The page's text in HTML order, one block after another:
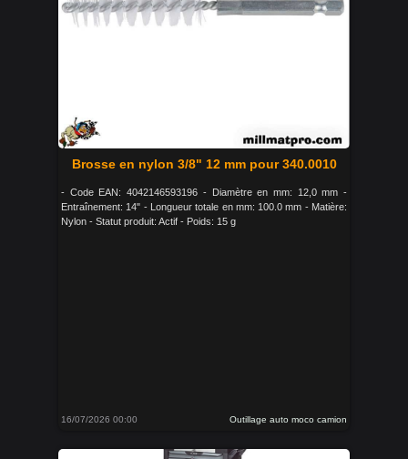
Brosse en nylon 3/8" 12 mm pour 340.0010
- Code EAN: 4042146593196 - Diamètre en mm: 12,0 mm -
Entraînement: 14" - Longueur totale en mm: 100.0 mm - Matière:
Nylon - Statut produit: Actif - Poids: 15 g
16/07/2026 00:00 Outillage auto moco camion